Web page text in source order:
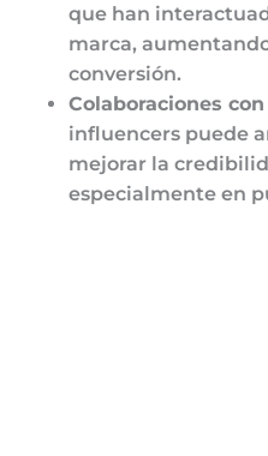
que han
marca,
conversión.
Colaboraciones
influencers puede
mejorar la
especialmente en